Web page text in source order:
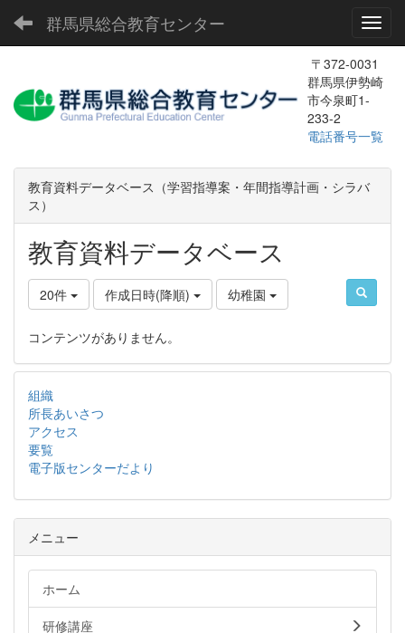
群馬県総合教育センター
〒372-0031
群馬県伊勢崎
市今泉町1-
233-2
電話番号一覧
教育資料データベース（学習指導案・年間指導計画・シラバ
ス）
教育資料データベース
20件 作成日時(降順) 幼稚園
コンテンツがありません。
組織
所長あいさつ
アクセス
要覧
電子版センターだより
メニュー
ホーム
研修講座